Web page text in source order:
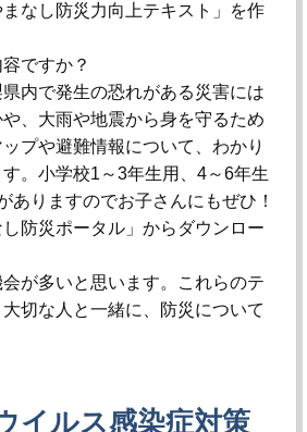
なし防災力向上テキスト」を作
ですか？
内で発生の恐れがある災害には
、大雨や地震から身を守るため
プや避難情報について、わかり
。小学校1～3年生用、4～6年生
ありますのでお子さんにもぜひ！
防災ポータル」からダウンロー
が多いと思います。これらのテ
切な人と一緒に、防災について
イルス感染症対策